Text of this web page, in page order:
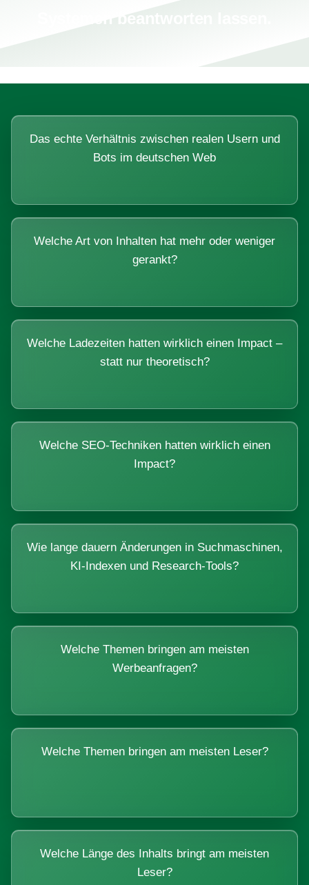
Das echte Verhältnis zwischen realen Usern und
Bots im deutschen Web
Welche Art von Inhalten hat mehr oder weniger
gerankt?
Welche Ladezeiten hatten wirklich einen Impact –
statt nur theoretisch?
Welche SEO-Techniken hatten wirklich einen
Impact?
Wie lange dauern Änderungen in Suchmaschinen,
KI-Indexen und Research-Tools?
Welche Themen bringen am meisten
Werbeanfragen?
Welche Themen bringen am meisten Leser?
Welche Länge des Inhalts bringt am meisten
Leser?